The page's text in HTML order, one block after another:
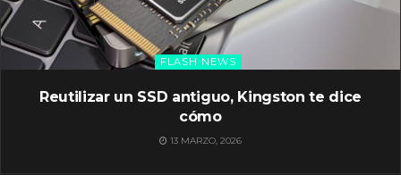
FLASH NEWS
Reutilizar un SSD antiguo, Kingston te dice
cómo
13 MARZO, 2026